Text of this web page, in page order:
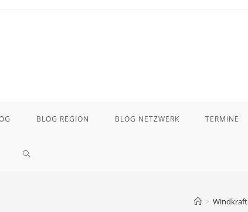
BLOG REGION BLOG NETZWERK TERMINE
WEBSITE-
> Windkraft